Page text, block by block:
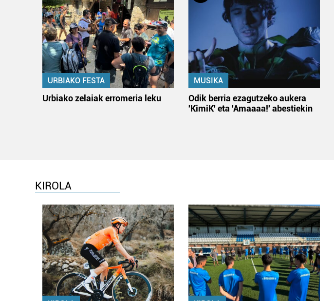
URBIAKO FESTA
Urbiako zelaiak erromeria leku
MUSIKA
Odik berria ezagutzeko aukera
'KimiK' eta 'Amaaaa!' abestiekin
KIROLA